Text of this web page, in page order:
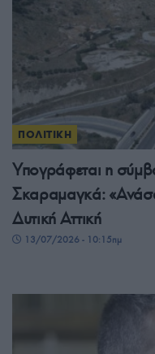
ΠΟΛΙΤΙΚΗ
Υπογράφεται η
Σκαραμαγκά:
Δυτική Αττική
13/07/2026 - 10:15πμ